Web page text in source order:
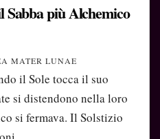
più Alchemico
MATER LUNAE
il Sole tocca il suo
si distendono nella loro
si fermava. Il Solstizio